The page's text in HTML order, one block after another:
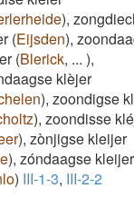
),
(Eijsden),
(Blerick, ... ),
klèjer
), zoondigse
), zoondisse
), zònjigse kleijer
), zóndaagse kleijer
) III-1-3, III-2-2